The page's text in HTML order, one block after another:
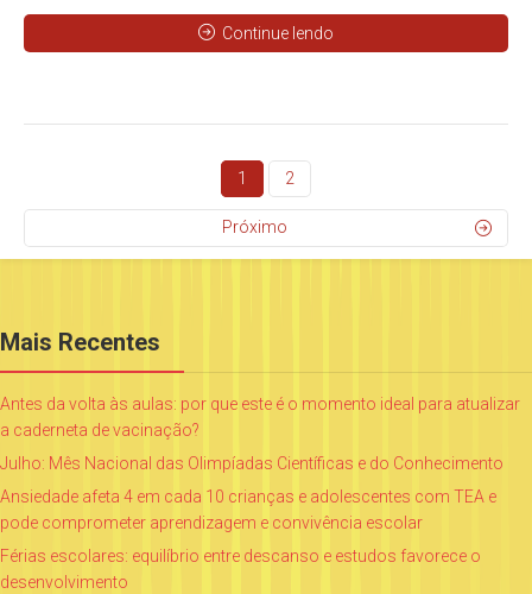
Continue lendo
1 2
Próximo
Mais Recentes
Antes da volta às aulas: por que este é o momento ideal para atualizar
a caderneta de vacinação?
Julho: Mês Nacional das Olimpíadas Científicas e do Conhecimento
Ansiedade afeta 4 em cada 10 crianças e adolescentes com TEA e
pode comprometer aprendizagem e convivência escolar
Férias escolares: equilíbrio entre descanso e estudos favorece o
desenvolvimento